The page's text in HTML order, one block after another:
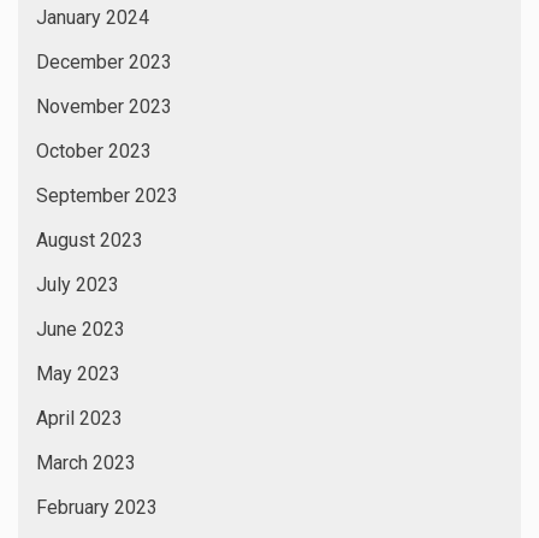
January 2024
December 2023
November 2023
October 2023
September 2023
August 2023
July 2023
June 2023
May 2023
April 2023
March 2023
February 2023